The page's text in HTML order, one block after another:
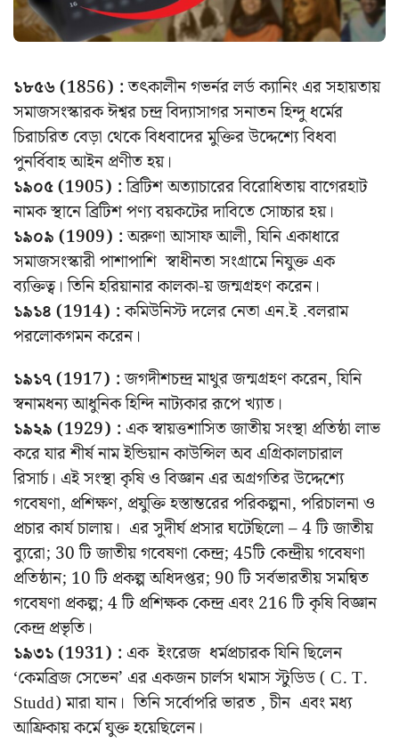
১৮৫৬ (1856) :তৎকালীন গভর্নর লর্ড ক্যানিং এর সহায়তায়
সমাজসংস্কারক ঈশ্বর চন্দ্র বিদ্যাসাগর সনাতন হিন্দু ধর্মের
চিরাচরিত বেড়া থেকে বিধবাদের মুক্তির উদ্দেশ্যে বিধবা
পুনর্বিবাহ আইন প্রণীত হয়।
১৯০৫ (1905) :ব্রিটিশ অত্যাচারের বিরোধিতায় বাগেরহাট
নামক স্থানে ব্রিটিশ পণ্য বয়কটের দাবিতে সোচ্চার হয়।
১৯০৯ (1909) :অরুণা আসাফ আলী, যিনি একাধারে
সমাজসংস্কারী পাশাপাশি স্বাধীনতা সংগ্রামে নিযুক্ত এক
ব্যক্তিত্ব। তিনি হরিয়ানার কালকা-য় জন্মগ্রহণ করেন।
১৯১৪ (1914) :কমিউনিস্ট দলের নেতা এন.ই .বলরাম
পরলোকগমন করেন।
১৯১৭ (1917) :জগদীশচন্দ্র মাথুর জন্মগ্রহণ করেন, যিনি
স্বনামধন্য আধুনিক হিন্দি নাট্যকার রূপে খ্যাত।
১৯২৯ (1929) : এক স্বায়ত্তশাসিত জাতীয় সংস্থা প্রতিষ্ঠা লাভ
করে যার শীর্ষ নাম ইন্ডিয়ান কাউন্সিল অব এগ্রিকালচারাল
রিসার্চ। এই সংস্থা কৃষি ও বিজ্ঞান এর অগ্রগতির উদ্দেশ্যে
গবেষণা, প্রশিক্ষণ, প্রযুক্তি হস্তান্তরের পরিকল্পনা, পরিচালনা ও
প্রচার কার্য চালায়। এর সুদীর্ঘ প্রসার ঘটেছিলো – 4 টি জাতীয়
ব্যুরো; 30 টি জাতীয় গবেষণা কেন্দ্র; 45টি কেন্দ্রীয় গবেষণা
প্রতিষ্ঠান; 10 টি প্রকল্প অধিদপ্তর; 90 টি সর্বভারতীয় সমন্বিত
গবেষণা প্রকল্প; 4 টি প্রশিক্ষক কেন্দ্র এবং 216 টি কৃষি বিজ্ঞান
কেন্দ্র প্রভৃতি।
১৯৩১ (1931) : এক ইংরেজ ধর্মপ্রচারক যিনি ছিলেন
‘কেমব্রিজ সেভেন’ এর একজন চার্লস থমাস স্টুডিড ( C. T.
Studd) মারা যান। তিনি সর্বোপরি ভারত , চীন এবং মধ্য
আফ্রিকায় কর্মে যুক্ত হয়েছিলেন।